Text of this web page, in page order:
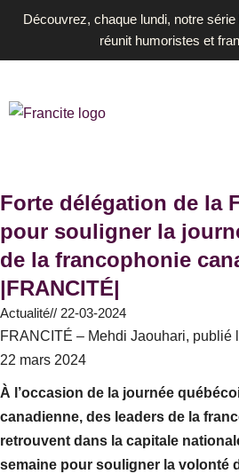
Aller
contenu
Découvrez, chaque lundi, notre
réunit humoristes et
Forte délégation de la
pour souligner la
de la francophonie
|FRANCITÉ|
Actualité// 22-03-2024
FRANCITÉ – Mehdi Jaouhari, publié
22 mars 2024
À l’occasion de la journée
canadienne, des leaders de la
retrouvent dans la capitale
semaine pour souligner la volonté